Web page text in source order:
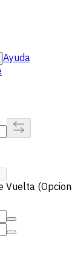
Ayuda
Vuelta